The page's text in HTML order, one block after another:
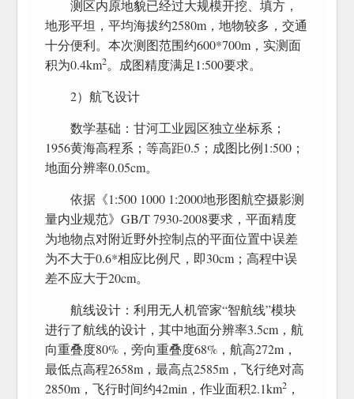
测区内原地貌已经过大规模开挖、填方，
地形平坦，平均海拔约2580m，地物较多，交通
十分便利。本次测图范围约600*700m，实测面
积为0.4km2。成图精度满足1:500要求。
2）航飞设计
数学基础：甘河工业园区独立坐标系；
1956黄海高程系；等高距0.5；成图比例1:500；
地面分辨率0.05cm。
依据《1:500 1000 1:2000地形图航空摄影测
量内业规范》GB/T 7930-2008要求，平面精度
为地物点对附近野外控制点的平面位置中误差
为不大于0.6*相应比例尺，即30cm；高程中误
差不应大于20cm。
航线设计：利用无人机管家“智航线”模块
进行了航线的设计，其中地面分辨率3.5cm，航
向重叠度80%，旁向重叠度68%，航高272m，
最低点高程2658m，最高点2585m，飞行绝对高
2850m，飞行时间约42min，作业面积2.1km2 ，